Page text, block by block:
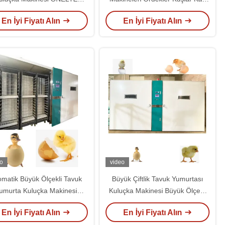
Yumurta Veya Ördek
Kuluçka Makineleri
En İyi Fiyatı Alın
Yumurtaları Kuluçka
En İyi Fiyatı Alın
Büyük Ölçekli Tavuk
Kuluçka Makinesi
Kuluçka Oranı% 98
En İyi Fiyatı Alın
video
Büyük Çiftlik Tavuk Yumurtası
Kuluçka Makinesi Büyük Ölçekli
19200 Kapasiteli
En İyi Fiyatı Alın